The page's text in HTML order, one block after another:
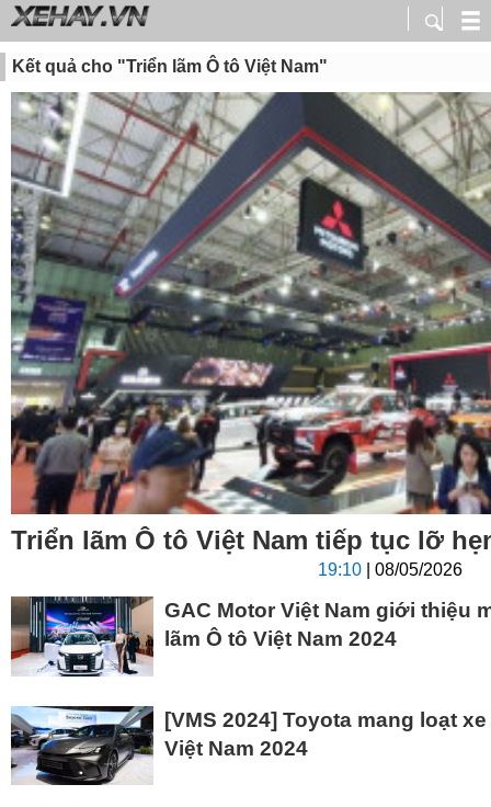
Kết quả cho "Triển lãm Ô tô Việt Nam"
Triển lãm Ô tô Việt Nam tiếp tục lỡ
19:10 | 08/05/2026
GAC Motor Việt Nam giới thiệu
lãm Ô tô Việt Nam 2024
[VMS 2024] Toyota mang loạt
Việt Nam 2024